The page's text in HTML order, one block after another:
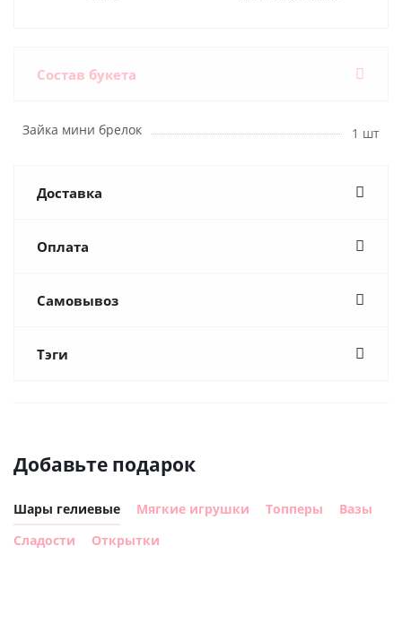
Состав букета
Зайка мини брелок 1 шт
Доставка
Оплата
Самовывоз
Тэги
Добавьте подарок
Шары гелиевые Мягкие игрушки Топперы
Вазы
Сладости
Открытки